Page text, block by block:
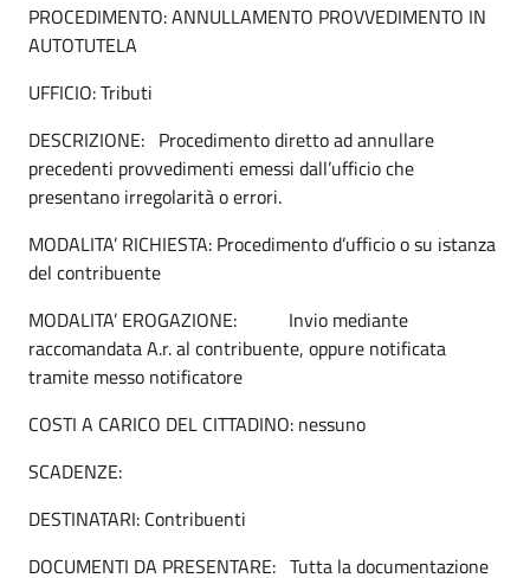
PROCEDIMENTO: ANNULLAMENTO PROVVEDIMENTO IN
AUTOTUTELA
UFFICIO: Tributi
DESCRIZIONE: Procedimento diretto ad annullare
precedenti provvedimenti emessi dall’ufficio che
presentano irregolarità o errori.
MODALITA’ RICHIESTA: Procedimento d’ufficio o su istanza
del contribuente
MODALITA’ EROGAZIONE: Invio mediante
raccomandata A.r. al contribuente, oppure notificata
tramite messo notificatore
COSTI A CARICO DEL CITTADINO: nessuno
SCADENZE:
DESTINATARI: Contribuenti
DOCUMENTI DA PRESENTARE: Tutta la documentazione